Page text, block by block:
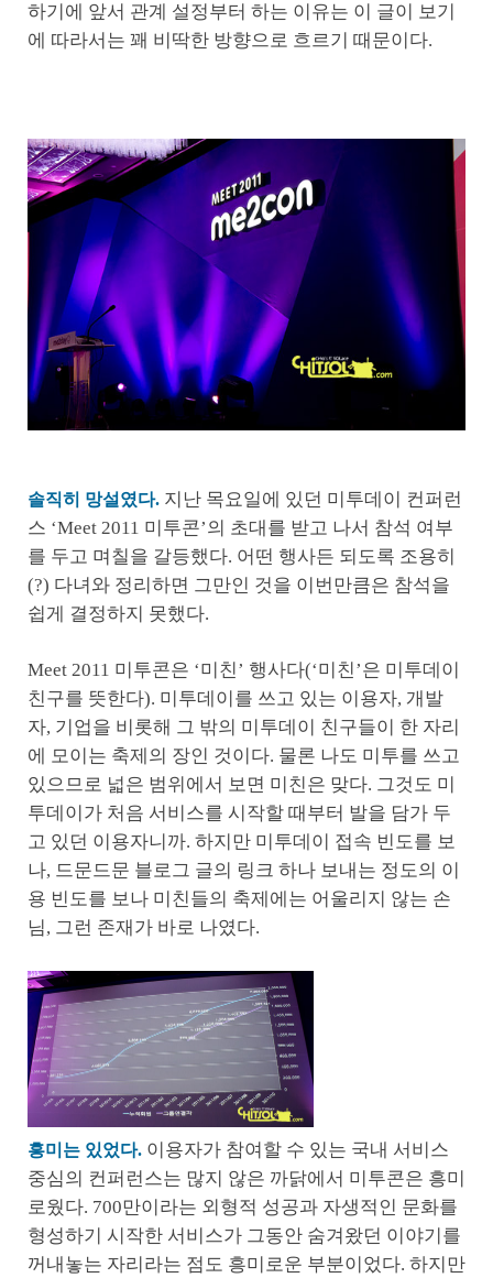
하기에 앞서 관계 설정부터 하는 이유는 이 글이 보기
에 따라서는 꽤 비딱한 방향으로 흐르기 때문이다.
솔직히 망설였다.지난 목요일에 있던 미투데이 컨퍼런
스 ‘Meet 2011 미투콘’의 초대를 받고 나서 참석 여부
를 두고 며칠을 갈등했다. 어떤 행사든 되도록 조용히
(?) 다녀와 정리하면 그만인 것을 이번만큼은 참석을
쉽게 결정하지 못했다.
Meet 2011 미투콘은 ‘미친’ 행사다(‘미친’은 미투데이
친구를 뜻한다). 미투데이를 쓰고 있는 이용자, 개발
자, 기업을 비롯해 그 밖의 미투데이 친구들이 한 자리
에 모이는 축제의 장인 것이다. 물론 나도 미투를 쓰고
있으므로 넓은 범위에서 보면 미친은 맞다. 그것도 미
투데이가 처음 서비스를 시작할 때부터 발을 담가 두
고 있던 이용자니까. 하지만 미투데이 접속 빈도를 보
나, 드문드문 블로그 글의 링크 하나 보내는 정도의 이
용 빈도를 보나 미친들의 축제에는 어울리지 않는 손
님, 그런 존재가 바로 나였다.
흥미는 있었다.이용자가 참여할 수 있는 국내 서비스
중심의 컨퍼런스는 많지 않은 까닭에서 미투콘은 흥미
로웠다. 700만이라는 외형적 성공과 자생적인 문화를
형성하기 시작한 서비스가 그동안 숨겨왔던 이야기를
꺼내놓는 자리라는 점도 흥미로운 부분이었다. 하지만